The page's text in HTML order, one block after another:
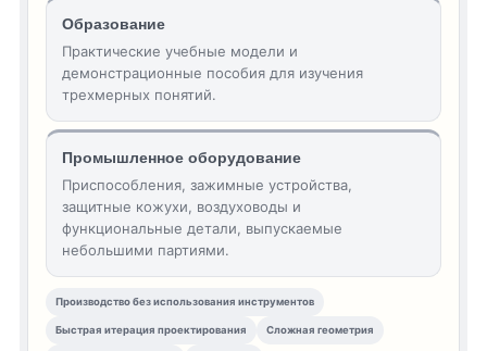
Образование
Практические учебные модели и
демонстрационные пособия для изучения
трехмерных понятий.
Промышленное оборудование
Приспособления, зажимные устройства,
защитные кожухи, воздуховоды и
функциональные детали, выпускаемые
небольшими партиями.
Производство без использования инструментов
Быстрая итерация проектирования Сложная геометрия